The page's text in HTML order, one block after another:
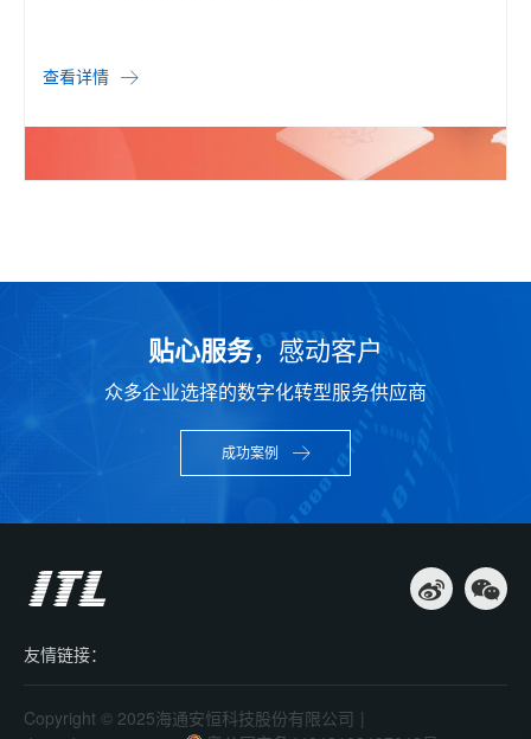
查看详情
贴心服务，感动客户
众多企业选择的数字化转型服务供应商
成功案例
友情链接：
Copyright © 2025海通安恒科技股份有限公司 |